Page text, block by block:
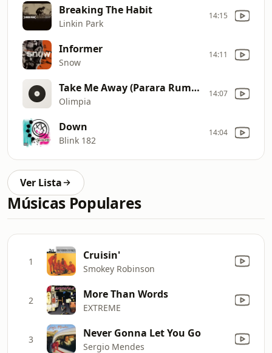
Breaking The Habit
Linkin Park
14:15
Informer
Snow
14:11
Take Me Away (Parara Rumpa)
Olimpia
14:07
Down
Blink 182
14:04
Ver Lista
Músicas Populares
1 Cruisin'
Smokey Robinson
2 More Than Words
EXTREME
3 Never Gonna Let You Go
Sergio Mendes